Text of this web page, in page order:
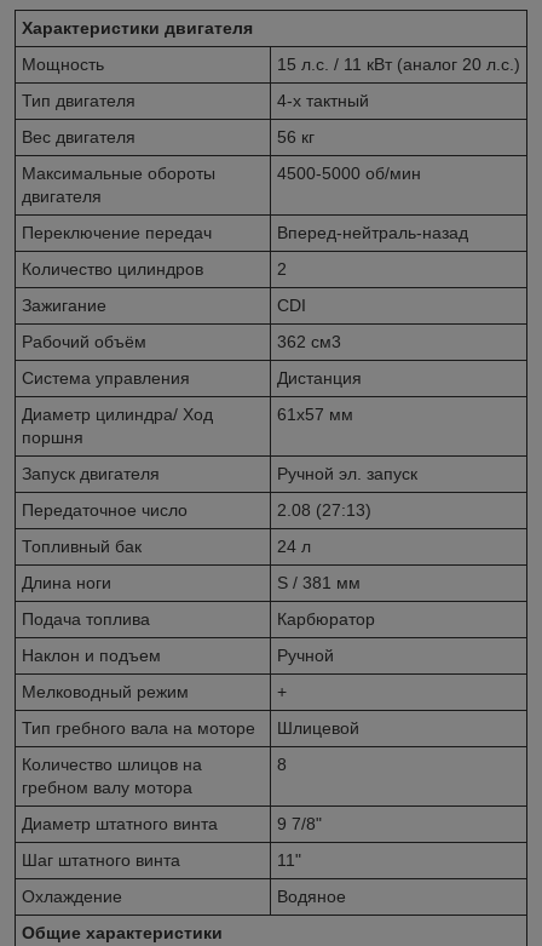
Характеристики двигателя
Мощность
15 л.с. / 11 кВт (аналог 20 л.с.)
Тип двигателя
4-х тактный
Вес двигателя
56 кг
Максимальные обороты
двигателя
4500-5000 об/мин
Переключение передач
Вперед-нейтраль-назад
Количество цилиндров
2
Зажигание
CDI
Рабочий объём
362 см3
Система управления
Дистанция
Диаметр цилиндра/ Ход
поршня
61х57 мм
Запуск двигателя
Ручной эл. запуск
Передаточное число
2.08 (27:13)
Топливный бак
24 л
Длина ноги
S / 381 мм
Подача топлива
Карбюратор
Наклон и подъем
Ручной
Мелководный режим
+
Тип гребного вала на моторе
Шлицевой
Количество шлицов на
гребном валу мотора
8
Диаметр штатного винта
9 7/8"
Шаг штатного винта
11"
Охлаждение
Водяное
Общие характеристики